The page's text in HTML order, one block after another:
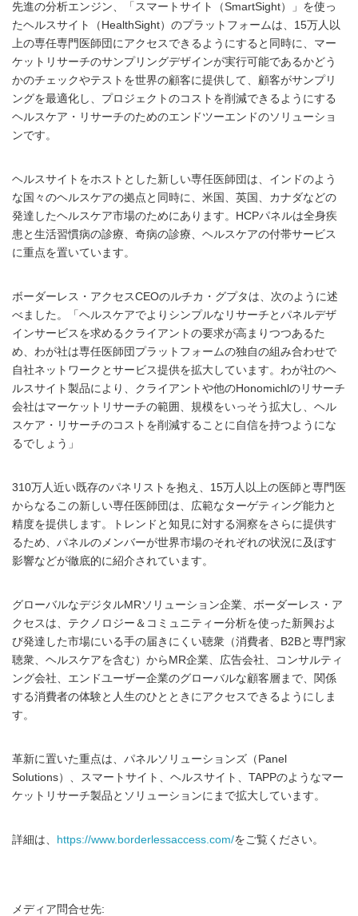
先進の分析エンジン、「スマートサイト（SmartSight）」を使っ
たヘルスサイト（HealthSight）のプラットフォームは、15万人以
上の専任専門医師団にアクセスできるようにすると同時に、マー
ケットリサーチのサンプリングデザインが実行可能であるかどう
かのチェックやテストを世界の顧客に提供して、顧客がサンプリ
ングを最適化し、プロジェクトのコストを削減できるようにする
ヘルスケア・リサーチのためのエンドツーエンドのソリューショ
ンです。
ヘルスサイトをホストとした新しい専任医師団は、インドのよう
な国々のヘルスケアの拠点と同時に、米国、英国、カナダなどの
発達したヘルスケア市場のためにあります。HCPパネルは全身疾
患と生活習慣病の診療、奇病の診療、ヘルスケアの付帯サービス
に重点を置いています。
ボーダーレス・アクセスCEOのルチカ・グプタは、次のように述
べました。「ヘルスケアでよりシンプルなリサーチとパネルデザ
インサービスを求めるクライアントの要求が高まりつつあるた
め、わが社は専任医師団プラットフォームの独自の組み合わせで
自社ネットワークとサービス提供を拡大しています。わが社のヘ
ルスサイト製品により、クライアントや他のHonomichlのリサーチ
会社はマーケットリサーチの範囲、規模をいっそう拡大し、ヘル
スケア・リサーチのコストを削減することに自信を持つようにな
るでしょう」
310万人近い既存のパネリストを抱え、15万人以上の医師と専門医
からなるこの新しい専任医師団は、広範なターゲティング能力と
精度を提供します。トレンドと知見に対する洞察をさらに提供す
るため、パネルのメンバーが世界市場のそれぞれの状況に及ぼす
影響などが徹底的に紹介されています。
グローバルなデジタルMRソリューション企業、ボーダーレス・ア
クセスは、テクノロジー＆コミュニティー分析を使った新興およ
び発達した市場にいる手の届きにくい聴衆（消費者、B2Bと専門家
聴衆、ヘルスケアを含む）からMR企業、広告会社、コンサルティ
ング会社、エンドユーザー企業のグローバルな顧客層まで、関係
する消費者の体験と人生のひとときにアクセスできるようにしま
す。
革新に置いた重点は、パネルソリューションズ（Panel
Solutions）、スマートサイト、ヘルスサイト、TAPPのようなマー
ケットリサーチ製品とソリューションにまで拡大しています。
詳細は、 https://www.borderlessaccess.com/をご覧ください。
メディア問合せ先: